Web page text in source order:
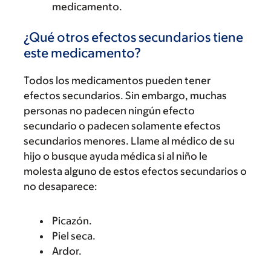
medicamento.
¿Qué otros efectos secundarios tiene
este medicamento?
Todos los medicamentos pueden tener
efectos secundarios. Sin embargo, muchas
personas no padecen ningún efecto
secundario o padecen solamente efectos
secundarios menores. Llame al médico de su
hijo o busque ayuda médica si al niño le
molesta alguno de estos efectos secundarios o
no desaparece:
Picazón.
Piel seca.
Ardor.